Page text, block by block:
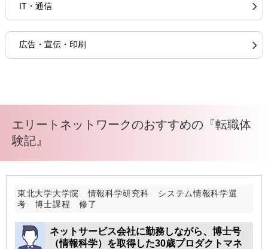
IT・通信
広告・宣伝・印刷
エリートネットワークのおすすめの『転職体
験記』
東北大学大学院 情報科学研究科 システム情報科学選
考 博士課程 修了
ネットサービス会社に勤務しながら、博士号
（情報科学）を取得した30歳プロダクトマネ